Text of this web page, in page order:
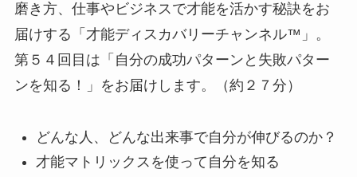
磨き方、仕事やビジネスで才能を活かす秘訣をお
届けする「才能ディスカバリーチャンネル™」。
第５４回目は「自分の成功パターンと失敗パター
ンを知る！」をお届けします。（約２７分）
どんな人、どんな出来事で自分が伸びるのか？
才能マトリックスを使って自分を知る